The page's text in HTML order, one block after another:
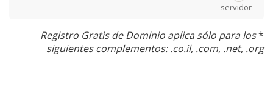
servidor
*
Registro Gratis de Dominio aplica sólo para los
siguientes complementos: .co.il, .com, .net, .org